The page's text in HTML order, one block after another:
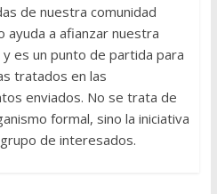
de nuestra comunidad
ayuda a afianzar nuestra
es un punto de partida para
tratados en las
enviados. No se trata de
formal, sino la iniciativa
de interesados.